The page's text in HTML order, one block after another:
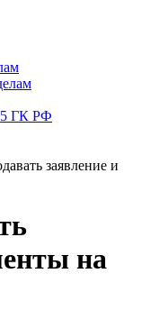
ГК РФ
заявление и
на